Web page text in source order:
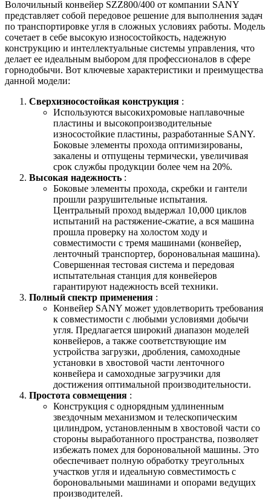
Волочильный конвейер SZZ800/400 от компании SANY
представляет собой передовое решение для выполнения задач
по транспортировке угля в сложных условиях работы. Модель
сочетает в себе высокую износостойкость, надежную
конструкцию и интеллектуальные системы управления, что
делает ее идеальным выбором для профессионалов в сфере
горнодобычи. Вот ключевые характеристики и преимущества
данной модели:
Сверхизносостойкая конструкция :
Используются высокихромовые наплавочные
пластины и высокопроизводительные
износостойкие пластины, разработанные SANY.
Боковые элементы прохода оптимизированы,
закалены и отпущены термически, увеличивая
срок службы продукции более чем на 20%.
Высокая надежность :
Боковые элементы прохода, скребки и гантели
прошли разрушительные испытания.
Центральный проход выдержал 10,000 циклов
испытаний на растяжение-сжатие, а вся машина
прошла проверку на холостом ходу и
совместимости с тремя машинами (конвейер,
ленточный транспортер, бороновальная машина).
Совершенная тестовая система и передовая
испытательная станция для конвейеров
гарантируют надежность всей техники.
Полный спектр применения :
Конвейер SANY может удовлетворить требования
к совместимости с любыми условиями добычи
угля. Предлагается широкий диапазон моделей
конвейеров, а также соответствующие им
устройства загрузки, дробления, самоходные
установки в хвостовой части ленточного
конвейера и самоходные загрузчики для
достижения оптимальной производительности.
Простота совмещения :
Конструкция с однорядным удлиненным
звездочным механизмом и телескопическим
цилиндром, установленным в хвостовой части со
стороны выработанного пространства, позволяет
избежать помех для бороновальной машины. Это
обеспечивает полную обработку треугольных
участков угля и идеальную совместимость с
бороновальными машинами и опорами ведущих
производителей.